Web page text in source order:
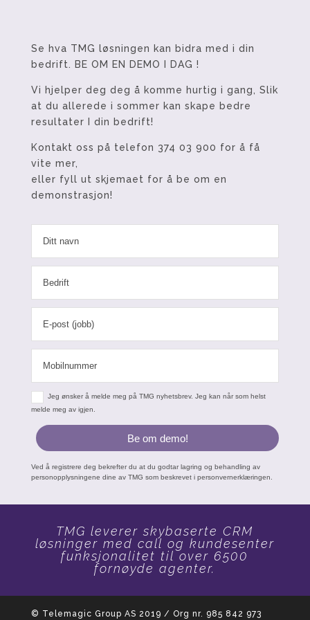
Se hva TMG løsningen kan bidra med i din
bedrift. BE OM EN DEMO I DAG !
Vi hjelper deg deg å komme hurtig i gang, Slik
at du allerede i sommer kan skape bedre
resultater I din bedrift!
Kontakt oss på telefon 374 03 900 for å få
vite mer,
eller fyll ut skjemaet for å be om en
demonstrasjon!
Jeg ønsker å melde meg på TMG nyhetsbrev. Jeg kan når som helst
melde meg av igjen.
Be om demo!
Ved å registrere deg bekrefter du at du godtar lagring og behandling av
personopplysningene dine av TMG som beskrevet i personvernerklæringen.
TMG leverer skybaserte CRM
løsninger med call og kundesenter
funksjonalitet til over 6500
fornøyde agenter.
© Telemagic Group AS 2019 / Org nr. 985 842 973